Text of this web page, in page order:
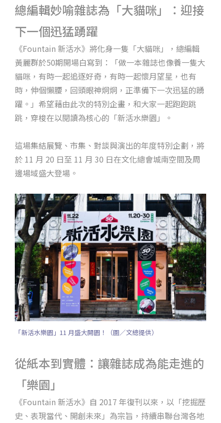
總編輯妙喻雜誌為「大貓咪」：迎接
下一個迅猛踴躍
《Fountain 新活水》將化身一隻「大貓咪」，總編輯
黃麗群於50期開場白寫到：「做一本雜誌也像養一隻大
貓咪，有時一起追逐好奇，有時一起懷月望星，也有
時，伸個懶腰，回頭眼神炯炯，正準備下一次迅猛的踴
躍。」希望藉由此次的特別企畫，和大家一起跑跑跳
跳，穿梭在以閱讀為核心的「新活水樂園」。
這場集結展覽、市集、對談與演出的年度特別企劃，將
於 11 月 20 日至 11 月 30 日在文化總會城南空間及周
邊場域盛大登場。
「新活水樂園」11 月盛大開園！（圖／文總提供）
從紙本到實體：讓雜誌成為能走進的
「樂園」
《Fountain 新活水》自 2017 年復刊以來，以「挖掘歷
史、表現當代、開創未來」為宗旨，持續串聯台灣各地